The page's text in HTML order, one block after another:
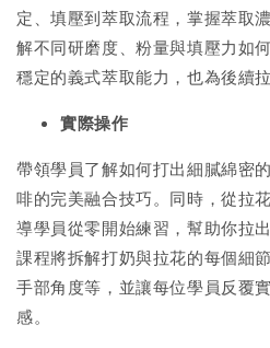
定、填壓到萃取流程，掌握萃取
解不同研磨度、粉量與填壓力如
穩定的義式萃取能力，也為後續
實際操作
帶領學員了解如何打出細膩綿密
啡的完美融合技巧。同時，從拉
導學員從零開始練習，幫助你拉
課程將拆解打奶與拉花的每個細
手部角度等，並讓每位學員反覆
感。